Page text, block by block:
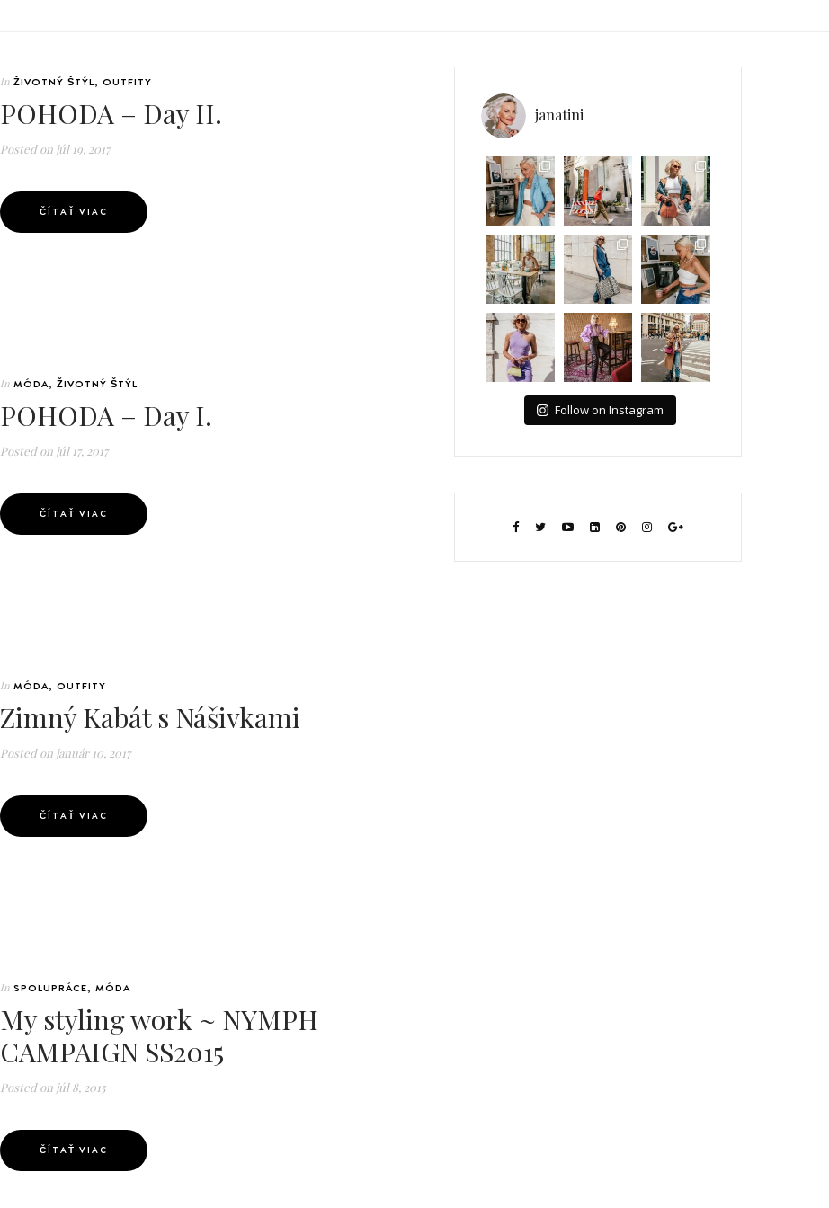
In ŽIVOTNÝ ŠTÝL, OUTFITY
POHODA – Day II.
Posted on júl 19, 2017
ČÍTAŤ VIAC
In MÓDA, ŽIVOTNÝ ŠTÝL
POHODA – Day I.
Posted on júl 17, 2017
ČÍTAŤ VIAC
In MÓDA, OUTFITY
Zimný Kabát s Nášivkami
Posted on január 10, 2017
ČÍTAŤ VIAC
In SPOLUPRÁCE, MÓDA
My styling work ~ NYMPH
CAMPAIGN SS2015
Posted on júl 8, 2015
ČÍTAŤ VIAC
janatini
Follow on Instagram